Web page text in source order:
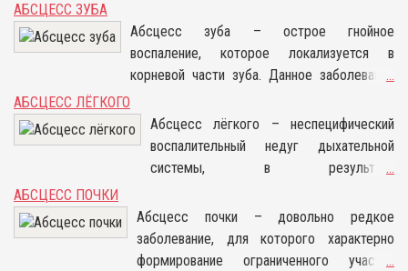
большой влагалищной
железы, является
осложнением первичного
влагалища нарастает
опухоль, которая в
процессе нагноения
может вскрыться. Данная
только у женщин.
АБСЦЕСС ЗУБА
Абсцесс зуба – острое гнойное
воспаление, которое локализуется в
корневой части зуба. Данное заболевание
патологии являются всяческие бактерии,
которые, проникая в корневую часть,
размножаются и вызывают воспаление, что
В запущенных случаях развивается сепсис.
...
АБСЦЕСС ЛЁГКОГО
Абсцесс лёгкого – неспецифический
воспалительный недуг дыхательной
системы, в результате
формируется полость с тонкими
стенками, внутри которой содержится
гнойный экссудат. Данное заболевание
...
АБСЦЕСС ПОЧКИ
Абсцесс почки – довольно редкое
заболевание, для которого характерно
формирование ограниченного участка
...